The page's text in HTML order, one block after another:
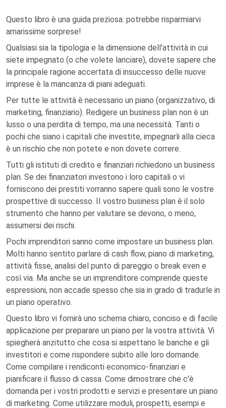
Questo libro è una guida preziosa: potrebbe risparmiarvi
amarissime sorprese!
Qualsiasi sia la tipologia e la dimensione dell'attività in cui
siete impegnato (o che volete lanciare), dovete sapere che
la principale ragione accertata di insuccesso delle nuove
imprese è la mancanza di piani adeguati.
Per tutte le attività è necessario un piano (organizzativo, di
marketing, finanziario). Redigere un business plan non è un
lusso o una perdita di tempo, ma una necessità. Tanti o
pochi che siano i capitali che investite, impegnarli alla cieca
è un rischio che non potete e non dovete correre.
Tutti gli istituti di credito e finanziari richiedono un business
plan. Se dei finanziatori investono i loro capitali o vi
forniscono dei prestiti vorranno sapere quali sono le vostre
prospettive di successo. II vostro business plan è il solo
strumento che hanno per valutare se devono, o meno,
assumersi dei rischi.
Pochi imprenditori sanno come impostare un business plan.
Molti hanno sentito parlare di cash flow, piano di marketing,
attività fisse, analisi del punto di pareggio o break even e
così via. Ma anche se un imprenditore comprende queste
espressioni, non accade spesso che sia in grado di tradurle in
un piano operativo.
Questo libro vi fornirà uno schema chiaro, conciso e di facile
applicazione per preparare un piano per la vostra attività. Vi
spiegherà anzitutto che cosa si aspettano le banche e gli
investitori e come rispondere subito alle loro domande.
Come compilare i rendiconti economico-finanziari e
pianificare il flusso di cassa. Come dimostrare che c'è
domanda per i vostri prodotti e servizi e presentare un piano
di marketing. Come utilizzare moduli, prospetti, esempi e